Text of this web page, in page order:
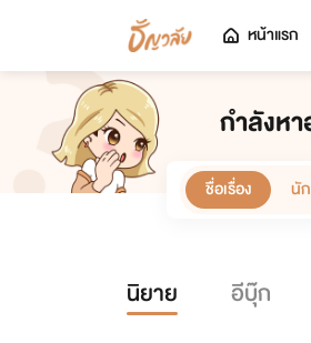
หน้าแรก
กำลังหา
ชื่อเรื่อง นั
นิยาย อีบุ๊ก